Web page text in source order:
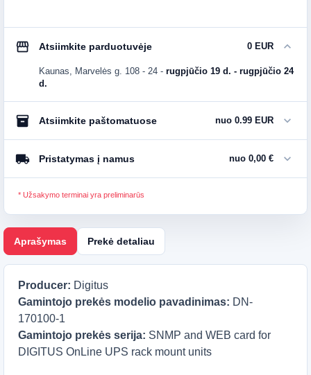
storefront Atsiimkite parduotuvėje 0 EUR expand_more
Kaunas, Marvelės g. 108 - 24 - rugpjūčio 19 d. - rugpjūčio 24
d.
inventory_2Atsiimkite paštomatuose nuo 0.99 EUR expand_more
local_shipping Pristatymas į namus nuo 0,00 € expand_more
* Užsakymo terminai yra preliminarūs
Aprašymas Prekė detaliau
Producer: Digitus
Gamintojo prekės modelio pavadinimas: DN-
170100-1
Gamintojo prekės serija: SNMP and WEB card for
DIGITUS OnLine UPS rack mount units